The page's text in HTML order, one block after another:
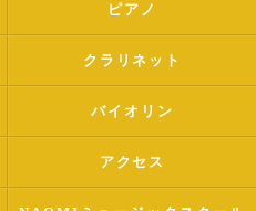
ピアノ
クラリネット
バイオリン
アクセス